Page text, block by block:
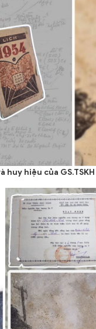
huy hiệu của